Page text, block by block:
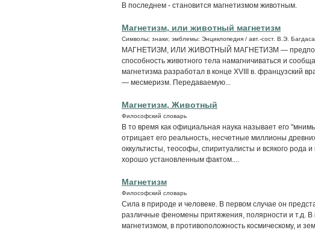
В последнем - становится магнетизмом животным.
Магнетизм, или животный магнетизм
Символы; знаки; эмблемы: Энциклопедия / авт.-сост. В.Э.
МАГНЕТИЗМ, ИЛИ ЖИВОТНЫЙ МАГНЕТИЗМ —
способность животного тела намагничиваться и
магнетизма разработал в конце XVIII в. французский
— месмеризм. Передаваемую...
Магнетизм, Животный
Философский словарь
В то время как официальная наука называет его
отрицает его реальность, несчетные миллионы
оккультисты, теософы, спиритуалисты и всякого рода
хорошо установленным фактом....
Магнетизм
Философский словарь
Сила в природе и человеке. В первом случае он
различные феномены притяжения, полярности и т.д.
магнетизмом, в противоположность космическому, и